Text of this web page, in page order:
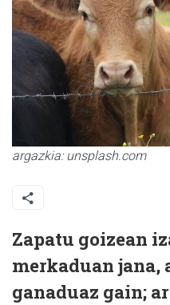
argazkia: unsplash.com
Zapatu goizean
merkaduan jana,
ganaduaz gain;